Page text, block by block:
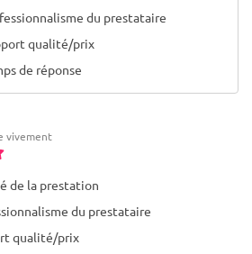
du prestataire
qualité/prix
de réponse
vivement
de la prestation
du prestataire
qualité/prix